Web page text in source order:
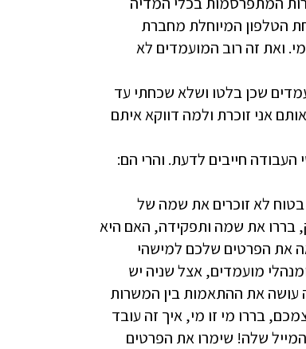
הטלפון המיוחלת מחברת
ואת זה רוב המועמדים לא
שכן בלטו ושלא שכחתי עד
אני זוכרת ולמה דווקא איתם
בטוח לא זוכרים את שמה של
בררו את שמה ותפקידה, האם היא
את הפרטים שלכם למישהי
מועמדים, אצל שניה יש
עושה את ההתאמות בין המשרות
בררו מי זו מי, איך זה עובד
שלה! שימרו את הפרטים